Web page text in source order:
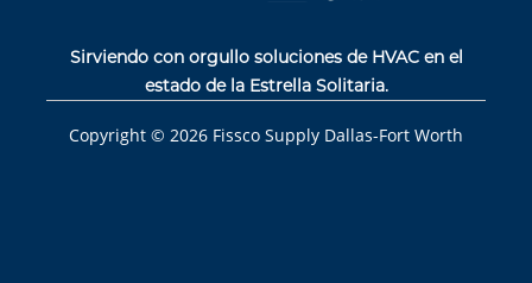
Sirviendo con orgullo soluciones de HVAC en el
estado de la Estrella Solitaria.
Copyright © 2026 Fissco Supply Dallas-Fort Worth